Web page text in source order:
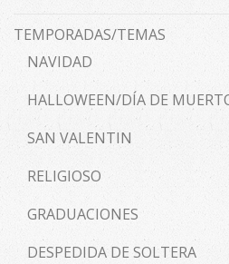
TEMPORADAS/TEMAS
NAVIDAD
HALLOWEEN/DÍA DE
SAN VALENTIN
RELIGIOSO
GRADUACIONES
DESPEDIDA DE SOLTERA